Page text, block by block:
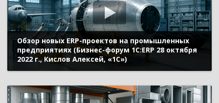
Обзор новых ERP-проектов на промышленных
предприятиях (Бизнес-форум 1С:ERP 28 октября
2022 г., Кислов Алексей, «1С»)